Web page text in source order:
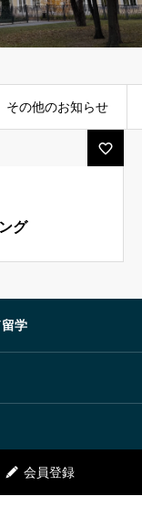
その他のお知らせ
グ
学
会員登録